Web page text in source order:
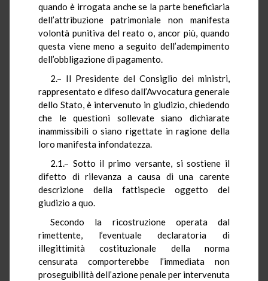
quando è irrogata anche se la parte beneficiaria
dell’attribuzione patrimoniale non manifesta
volontà punitiva del reato o, ancor più, quando
questa viene meno a seguito dell’adempimento
dell’obbligazione di pagamento.
2.– Il Presidente del Consiglio dei ministri,
rappresentato e difeso dall’Avvocatura generale
dello Stato, è intervenuto in giudizio, chiedendo
che le questioni sollevate siano dichiarate
inammissibili o siano rigettate in ragione della
loro manifesta infondatezza.
2.1.– Sotto il primo versante, si sostiene il
difetto di rilevanza a causa di una carente
descrizione della fattispecie oggetto del
giudizio a quo.
Secondo la ricostruzione operata dal
rimettente, l’eventuale declaratoria di
illegittimità costituzionale della norma
censurata comporterebbe l’immediata non
proseguibilità dell’azione penale per intervenuta